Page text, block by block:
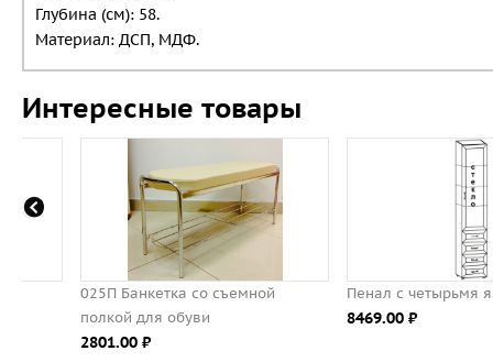
Глубина (см): 58.
Материал: ДСП, МДФ.
Интересные товары
025П Банкетка со съемной
полкой для обуви
2801.00 ⃏
Пенал с четырьмя
8469.00 ⃏